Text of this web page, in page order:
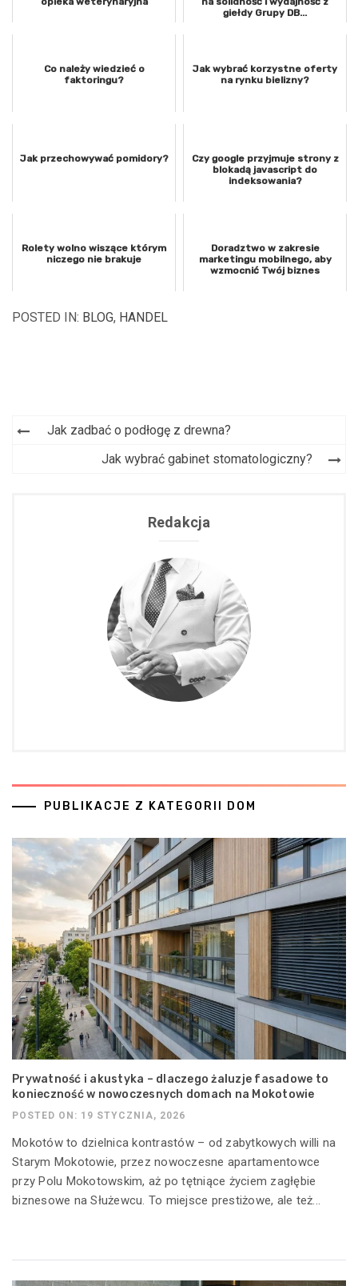
giełdy Grupy DB...
Co należy wiedzieć o
faktoringu?
Jak wybrać korzystne oferty
na rynku bielizny?
Jak przechowywać pomidory?
Czy google przyjmuje strony z
blokadą javascript do
indeksowania?
Rolety wolno wiszące którym
niczego nie brakuje
Doradztwo w zakresie
marketingu mobilnego, aby
wzmocnić Twój biznes
POSTED IN: BLOG, HANDEL
Nawigacja
Jak zadbać o podłogę z drewna?
Jak wybrać gabinet stomatologiczny?
Redakcja
PUBLIKACJE Z KATEGORII DOM
Prywatność i akustyka – dlaczego żaluzje fasadowe to
konieczność w nowoczesnych domach na Mokotowie
POSTED ON: 19 STYCZNIA, 2026
Mokotów to dzielnica kontrastów – od zabytkowych willi na
Starym Mokotowie, przez nowoczesne apartamentowce
przy Polu Mokotowskim, aż po tętniące życiem zagłębie
biznesowe na Służewcu. To miejsce prestiżowe, ale też...